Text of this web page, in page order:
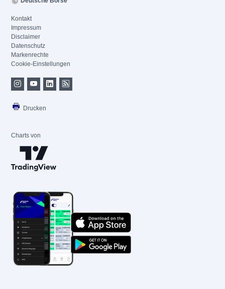
Kontakt
Impressum
Disclaimer
Datenschutz
Markenrechte
Cookie-Einstellungen
Drucken
Charts von